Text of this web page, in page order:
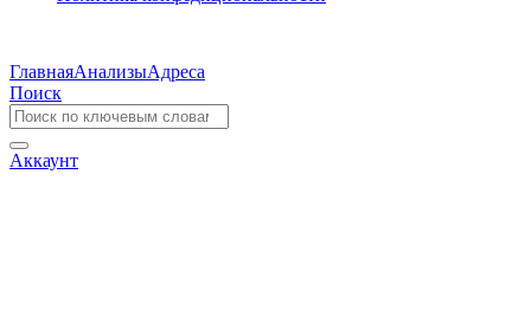
ГлавнаяАнализыАдреса
Поиск
Аккаунт